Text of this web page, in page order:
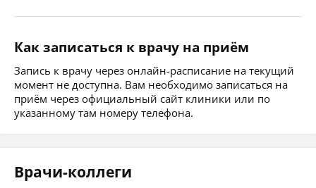
Как записаться к врачу на приём
Запись к врачу через онлайн-расписание на текущий
момент не доступна. Вам необходимо записаться на
приём через официальный сайт клиники или по
указанному там номеру телефона.
Врачи-коллеги